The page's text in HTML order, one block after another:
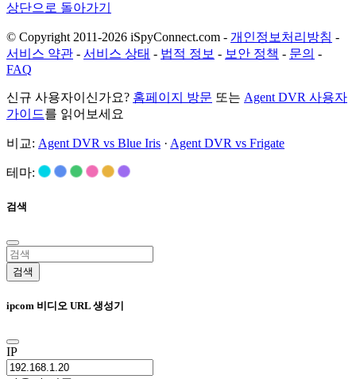
상단으로 돌아가기
© Copyright 2011-2026 iSpyConnect.com - 개인정보처리방침 -
서비스 약관 - 서비스 상태 - 법적 정보 - 보안 정책 - 문의 -
FAQ
신규 사용자이신가요? 홈페이지 방문 또는 Agent DVR 사용자
가이드를 읽어보세요
비교: Agent DVR vs Blue Iris · Agent DVR vs Frigate
테마:
검색
검색
ipcom 비디오 URL 생성기
IP